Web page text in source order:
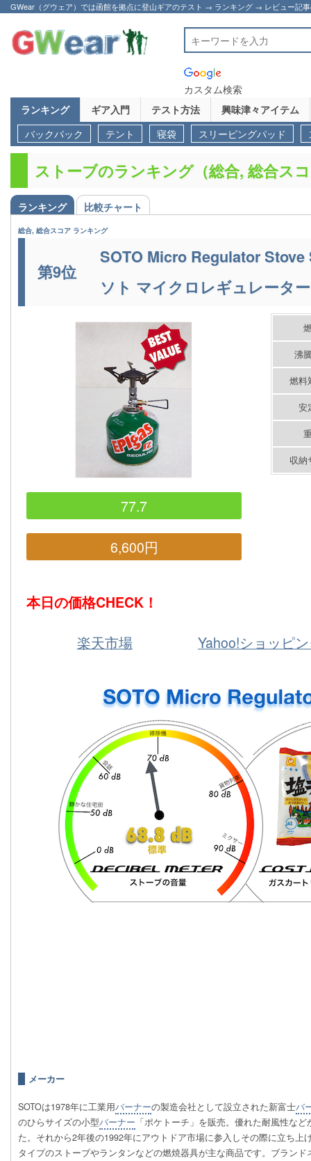
GWear（グウェア）では函館を拠点に登山ギアのテスト → ランキング → レビュー記
カスタム検索
ランキング
ギア入門 テスト方法
興味津々アイテム
バックパック
テント 寝袋 スリーピングパッド
ストーブのランキング（総合, 総合ス
ランキング 比較チャート
総合, 総合スコア ランキング
第9位
SOTO Micro Regulator Stove
ソト マイクロレギュレータ
77.7
6,600円
沸
燃料
安
収納
本日の価格CHECK！
楽天市場 Yahoo!ショッピ
メーカー
SOTOは1978年に工業用バーナーの製造会社として設立された新富士バ
のひらサイズの小型バーナー 「ポケトーチ」を販売。優れた耐風性な
た。それから2年後の1992年にアウトドア市場に参入しその際に立ち上
タイプのストーブやランタンなどの燃焼器具が主な商品です。ブラン